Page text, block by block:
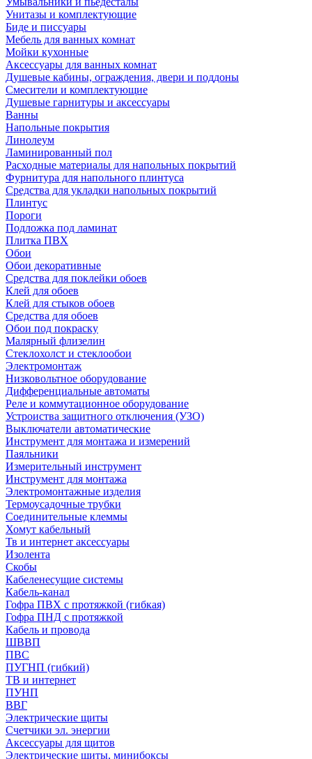
Унитазы и комплектующие
Биде и писсуары
Мебель для ванных комнат
Мойки кухонные
Аксессуары для ванных комнат
Душевые кабины, ограждения, двери и поддоны
Смесители и комплектующие
Душевые гарнитуры и аксессуары
Ванны
Напольные покрытия
Линолеум
Ламинированный пол
Расходные материалы для напольных покрытий
Фурнитура для напольного плинтуса
Средства для укладки напольных покрытий
Плинтус
Пороги
Подложка под ламинат
Плитка ПВХ
Обои
Обои декоративные
Средства для поклейки обоев
Клей для обоев
Клей для стыков обоев
Средства для обоев
Обои под покраску
Малярный флизелин
Стеклохолст и стеклообои
Электромонтаж
Низковольтное оборудование
Дифференциальные автоматы
Реле и коммутационное оборудование
Устроиства защитного отключения (УЗО)
Выключатели автоматические
Инструмент для монтажа и измерений
Паяльники
Измерительный инструмент
Инструмент для монтажа
Электромонтажные изделия
Термоусадочные трубки
Соединительные клеммы
Хомут кабельный
Тв и интернет аксессуары
Изолента
Скобы
Кабеленесущие системы
Кабель-канал
Гофра ПВХ с протяжкой (гибкая)
Гофра ПНД с протяжкой
Кабель и провода
ШВВП
ПВС
ПУГНП (гибкий)
ТВ и интернет
ПУНП
ВВГ
Электрические щиты
Счетчики эл. энергии
Аксессуары для щитов
Электрические щиты, минибоксы